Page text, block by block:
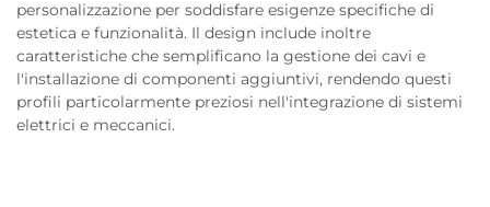
personalizzazione per soddisfare esigenze specifiche di
estetica e funzionalità. Il design include inoltre
caratteristiche che semplificano la gestione dei cavi e
l'installazione di componenti aggiuntivi, rendendo questi
profili particolarmente preziosi nell'integrazione di sistemi
elettrici e meccanici.